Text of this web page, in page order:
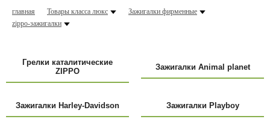
главная Товары класса люкс
Зажигалки фирменные
zippo-зажигалки
Грелки каталитические
ZIPPO
Зажигалки Animal planet
Зажигалки Harley-Davidson Зажигалки Playboy